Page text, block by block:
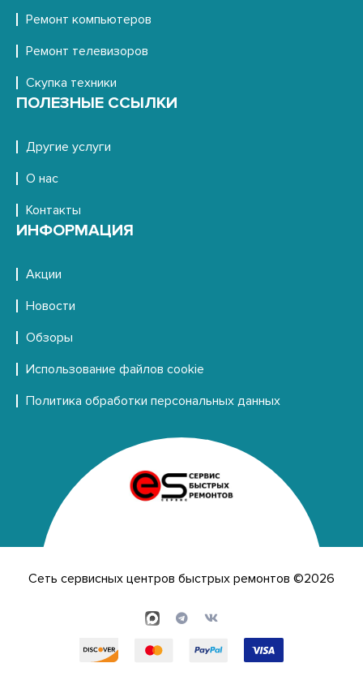
Ремонт компьютеров
Ремонт телевизоров
Скупка техники
ПОЛЕЗНЫЕ ССЫЛКИ
Другие услуги
О нас
Контакты
ИНФОРМАЦИЯ
Акции
Новости
Обзоры
Использование файлов cookie
Политика обработки персональных данных
Сеть сервисных центров быстрых ремонтов ©2026